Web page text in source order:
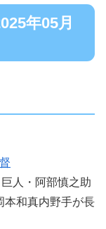
年05月
人・阿部慎之助
本和真内野手が長